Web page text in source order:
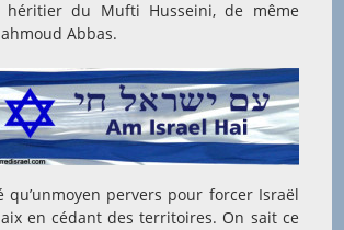
héritier du Mufti Husseini, de même
Abbas.
qu’unmoyen pervers pour forcer Israël
en cédant des territoires. On sait ce